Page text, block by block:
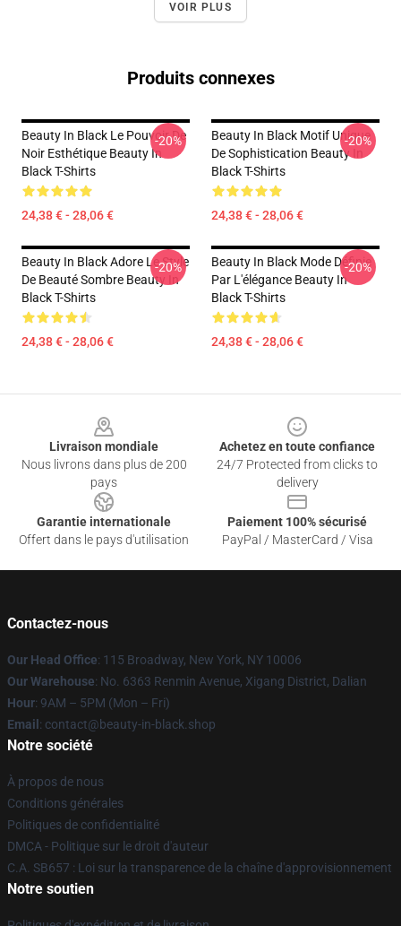
VOIR PLUS
Produits connexes
Beauty In Black Le Pouvoir De
Noir Esthétique Beauty In
Black T-Shirts
24,38 € - 28,06 €
-20%
Beauty In Black Motif Unique
De Sophistication Beauty In
Black T-Shirts
24,38 € - 28,06 €
-20%
Beauty In Black Adore Le Style
De Beauté Sombre Beauty In
Black T-Shirts
24,38 € - 28,06 €
-20%
Beauty In Black Mode Définie
Par L'élégance Beauty In
Black T-Shirts
24,38 € - 28,06 €
-20%
Livraison mondiale
Nous livrons dans plus de 200
pays
Achetez en toute confiance
24/7 Protected from clicks to
delivery
Garantie internationale
Offert dans le pays d'utilisation
Paiement 100% sécurisé
PayPal / MasterCard / Visa
Contactez-nous
Our Head Office: 115 Broadway, New York, NY 10006
Our Warehouse: No. 6363 Renmin Avenue, Xigang District, Dalian
Hour: 9AM – 5PM (Mon – Fri)
Email : contact@beauty-in-black.shop
Notre société
À propos de nous
Conditions générales
Politiques de confidentialité
DMCA - Politique sur le droit d'auteur
C.A. SB657 : Loi sur la transparence de la chaîne d'approvisionnement
Notre soutien